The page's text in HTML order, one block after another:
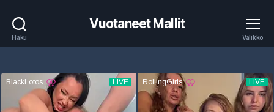
Haku
Vuotaneet Mallit
Valikko